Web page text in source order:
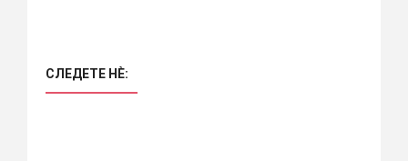
СЛЕДЕТЕ НÈ: